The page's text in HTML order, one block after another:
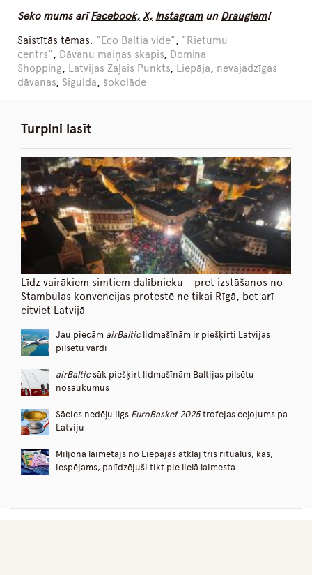
Seko mums arīFacebook, X, Instagramun Draugiem!
Saistītās tēmas: "Eco Baltia vide", "Rietumu
centrs”, Dāvanu maiņas skapis, Domina
Shopping, Latvijas Zaļais Punkts, Liepāja, nevajadzīgas
dāvanas,Sigulda, šokolāde
Turpini lasīt
Līdz vairākiem simtiem dalībnieku – pret izstāšanos no
Stambulas konvencijas protestē ne tikai Rīgā, bet arī
citviet Latvijā
Jau piecām airBalticlidmašīnām ir piešķirti Latvijas
pilsētu vārdi
airBalticsāk piešķirt lidmašīnām Baltijas pilsētu
nosaukumus
Sācies nedēļu ilgs EuroBasket 2025trofejas ceļojums pa
Latviju
Miljona laimētājs no Liepājas atklāj trīs rituālus, kas,
iespējams, palīdzējuši tikt pie lielā laimesta